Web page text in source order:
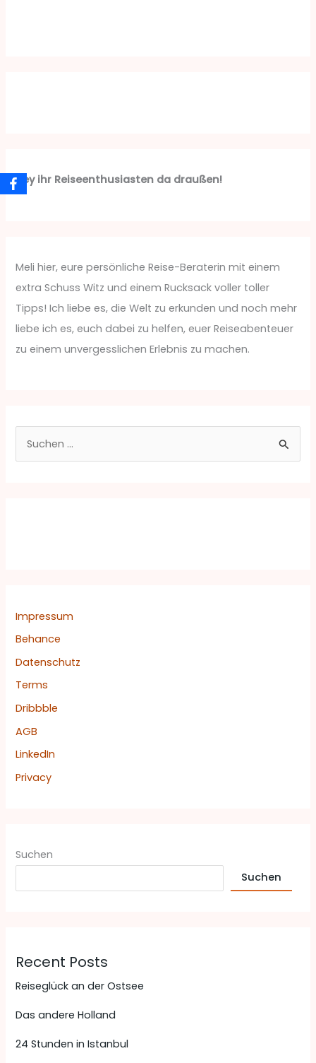
Hey ihr Reiseenthusiasten da draußen!
Meli hier, eure persönliche Reise-Beraterin mit einem
extra Schuss Witz und einem Rucksack voller toller
Tipps! Ich liebe es, die Welt zu erkunden und noch mehr
liebe ich es, euch dabei zu helfen, euer Reiseabenteuer
zu einem unvergesslichen Erlebnis zu machen.
cImpressum
Behance
Datenschutz
Terms
Dribbble
AGB
LinkedIn
Privacy
Suchen
Suchen
Recent Posts
Reiseglück an der Ostsee
Das andere Holland
24 Stunden in Istanbul